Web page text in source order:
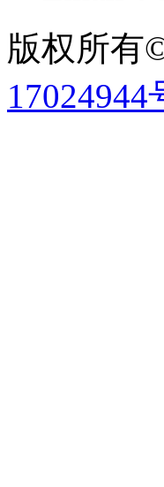
版权所有
17024944